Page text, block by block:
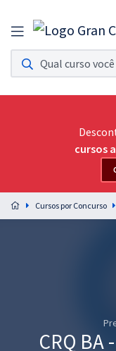
Assinatura
Acesso a todos os cursos.
Assinatura OAB
Acesso ilimitado a toda
Preparação completa e
residências em saúde do
cursos
Cursos por Concurso
CRQ BA